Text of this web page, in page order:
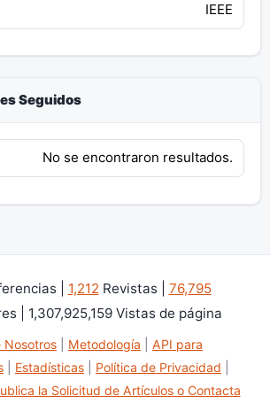
IEEE
Seguidos
No se encontraron resultados.
| 1,212 Revistas | 76,795
| 1,307,925,159 Vistas de página
Nosotros Metodología
API para
Estadísticas Política de Privacidad
la Solicitud de Artículos o Contacta